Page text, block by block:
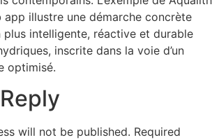
app illustre une démarche concrète
plus intelligente, réactive et durable
inscrite dans la voie d’un
optimisé.
will not be published. Required